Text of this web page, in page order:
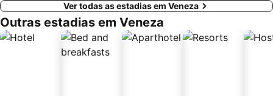
Ver todas as estadias em Veneza
Outras estadias em Veneza